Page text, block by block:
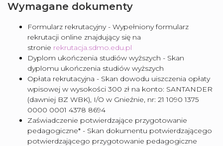
Wymagane dokumenty
Formularz rekrutacyjny - Wypełniony formularz
rekrutacji online znajdujący się na
stronie rekrutacja.sdmo.edu.pl
Dyplom ukończenia studiów wyższych - Skan
dyplomu ukończenia studiów wyższych
Opłata rekrutacyjna - Skan dowodu uiszczenia opłaty
wpisowej w wysokości 300 zł na konto: SANTANDER
(dawniej BZ WBK), I/O w Gnieźnie, nr: 21 1090 1375
0000 0001 4378 8694
Zaświadczenie potwierdzające przygotowanie
pedagogiczne* - Skan dokumentu potwierdzającego
potwierdzającego przygotowanie pedagogiczne